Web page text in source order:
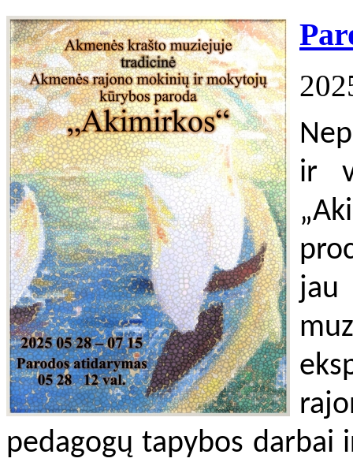
ir
jau
pedagogų tapybos darbai